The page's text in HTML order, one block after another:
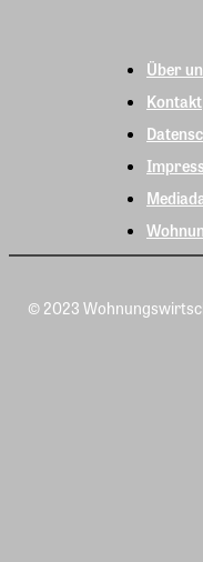
Über
Kontakt
© 2023